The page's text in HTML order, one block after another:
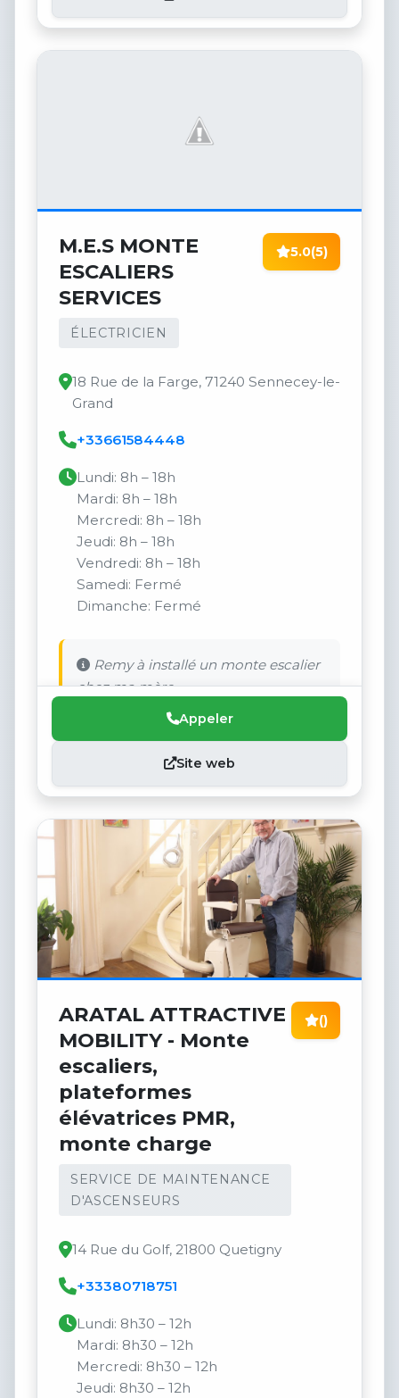
M.E.S MONTE
ESCALIERS
SERVICES
ÉLECTRICIEN
5.0(5)
18 Rue de la Farge, 71240 Sennecey-le-
Grand
+33661584448
Lundi: 8h – 18h
Mardi: 8h – 18h
Mercredi: 8h – 18h
Jeudi: 8h – 18h
Vendredi: 8h – 18h
Samedi: Fermé
Dimanche: Fermé
Remy à installé un monte escalier
chez ma mère.
Appeler
Site web
ARATAL ATTRACTIVE
MOBILITY - Monte
escaliers,
plateformes
élévatrices PMR,
monte charge
SERVICE DE MAINTENANCE
D'ASCENSEURS
()
14 Rue du Golf, 21800 Quetigny
+33380718751
Lundi: 8h30 – 12h
Mardi: 8h30 – 12h
Mercredi: 8h30 – 12h
Jeudi: 8h30 – 12h